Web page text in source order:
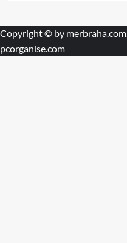
Copyright © by merbraha.com
pcorganise.com